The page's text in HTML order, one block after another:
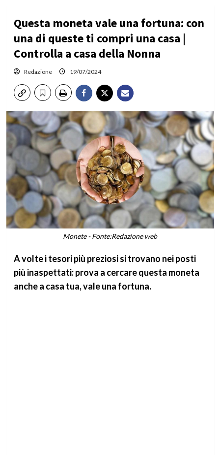
Questa moneta vale una fortuna: con
una di queste ti compri una casa |
Controlla a casa della Nonna
Redazione 19/07/2024
Monete - Fonte:Redazione web
A volte i tesori più preziosi si trovano nei posti
più inaspettati: prova a cercare questa moneta
anche a casa tua, vale una fortuna.